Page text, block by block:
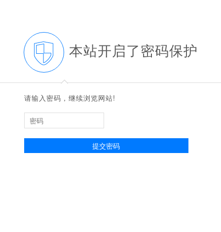
本站开启了密码保护
◆
◆
请输入密码，继续浏览网站!
提交密码